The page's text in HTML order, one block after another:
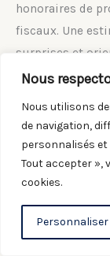
Nous
Nous utilisons
de navigation,
personnalisés
Tout accepter »,
cookies.
Personnaliser
honoraires de
fiscaux. Une
surprises et
Les frais liés
socle
les frais
Kbis) ;